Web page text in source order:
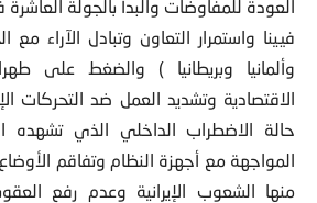
العودة للمفاوضات والبدأ بالجولة
فيينا واستمرار التعاون وتبادل الآراء مع
وألمانيا وبريطانيا ) والضغط على
الاقتصادية وتشديد العمل ضد التحركات
حالة الاضطراب الداخلي الذي تشهده
المواجهة مع أجهزة النظام وتفاقم
منها الشعوب الإيرانية وعدم رفع